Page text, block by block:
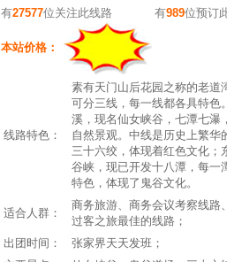
有27577位关注此线路 有989位预订
本站价格：
线路特色：
素有天门山后花园之称的老道
可分三线，每一线都各具特色
溪，现名仙女峡谷，七潭七瀑
自然景观。中线是历史上繁华
三十六绞，体现着红色文化；
谷峡，现已开发十八潭，每一
特色，体现了鬼谷文化。
适合人群：
商务旅游、商务会议考察线路
过客之旅最佳的线路；
出团时间：
张家界天天发班；